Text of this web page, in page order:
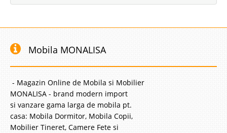
Mobila MONALISA
- Magazin Online de Mobila si Mobilier
MONALISA - brand modern import
si vanzare gama larga de mobila pt.
casa: Mobila Dormitor, Mobila Copii,
Mobilier Tineret, Camere Fete si